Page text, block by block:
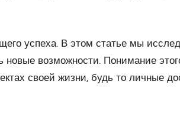
успеха. В этом статье мы
новые возможности. Понимание
своей жизни, будь то личные